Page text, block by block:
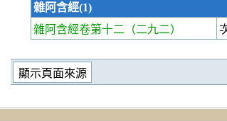
雜阿含經(1)
雜阿含經卷第十二 （二九二）